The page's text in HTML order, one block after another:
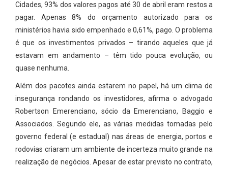
Cidades, 93% dos valores pagos até 30 de abril eram restos a
pagar. Apenas 8% do orçamento autorizado para os
ministérios havia sido empenhado e 0,61%, pago. O problema
é que os investimentos privados – tirando aqueles que já
estavam em andamento – têm tido pouca evolução, ou
quase nenhuma.
Além dos pacotes ainda estarem no papel, há um clima de
insegurança rondando os investidores, afirma o advogado
Robertson Emerenciano, sócio da Emerenciano, Baggio e
Associados. Segundo ele, as várias medidas tomadas pelo
governo federal (e estadual) nas áreas de energia, portos e
rodovias criaram um ambiente de incerteza muito grande na
realização de negócios. Apesar de estar previsto no contrato,